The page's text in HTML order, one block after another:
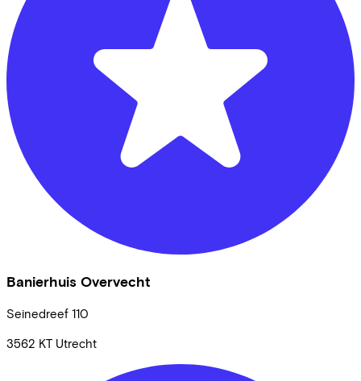
Banierhuis Overvecht
Seinedreef 110
3562 KT Utrecht